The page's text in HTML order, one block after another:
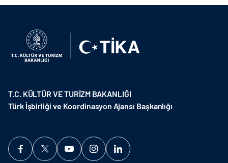
T.C. KÜLTÜR VE TURİZM BAKANLIĞI
Türk İşbirliği ve Koordinasyon Ajansı Başkanlığı